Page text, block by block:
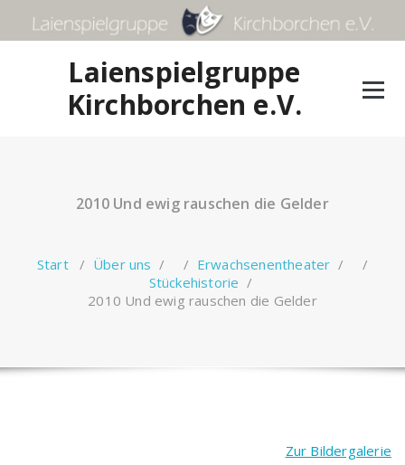
springen
Laienspielgruppe
Kirchborchen e.V.
2010 Und ewig rauschen die Gelder
Start/ Über uns / / Erwachsenentheater / /
Stückehistorie /
2010 Und ewig rauschen die Gelder
Zur Bildergalerie